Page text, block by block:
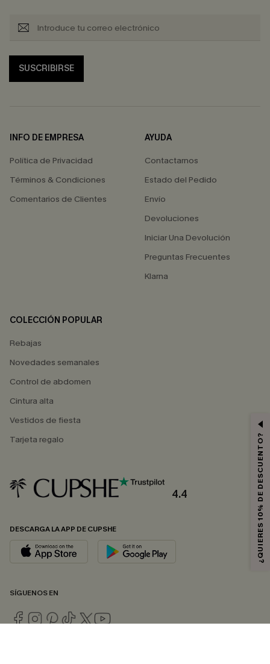
SUSCRIBIRSE
INFO DE EMPRESA
Política de Privacidad
Términos & Condiciones
Comentarios de Clientes
AYUDA
Contactarnos
Estado del Pedido
Envío
Devoluciones
Iniciar Una Devolución
Preguntas Frecuentes
Klarna
COLECCIÓN POPULAR
Rebajas
Novedades semanales
Control de abdomen
Cintura alta
Vestidos de fiesta
Tarjeta regalo
4.4
DESCARGA LA APP DE CUPSHE
SÍGUENOS EN
¿QUIERES 10% DE DESCUENTO?